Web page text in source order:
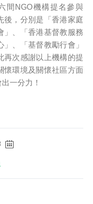
間NGO機構提名參與
後，分別是「香港家庭
」、「香港基督教服務
、「基督教勵行會」
再次感謝以上機構的提
懷環境及關懷社區方面
一分力！